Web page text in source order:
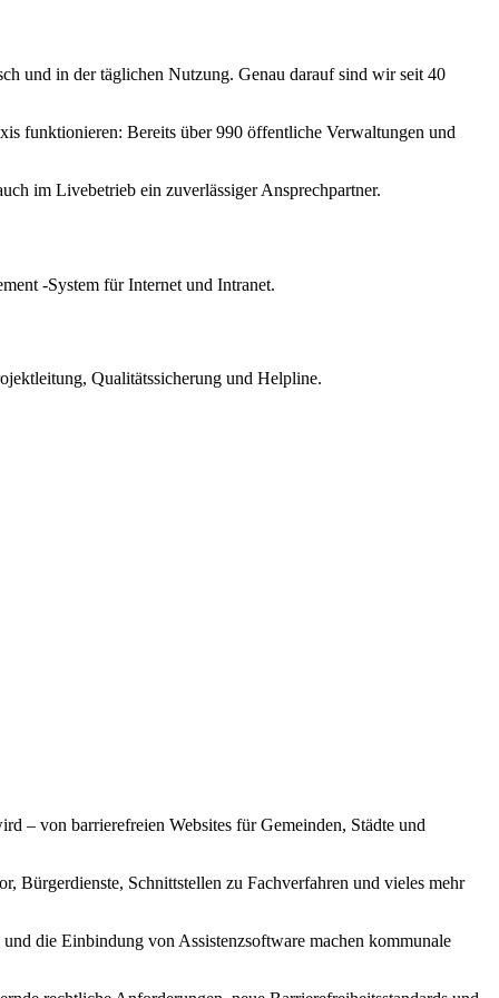
und in der täglichen Nutzung. Genau darauf sind wir seit 40
funktionieren: Bereits über 990 öffentliche Verwaltungen und
im Livebetrieb ein zuverlässiger Ansprechpartner.
-System für Internet und Intranet.
Qualitätssicherung und Helpline.
– von barrierefreien Websites für Gemeinden, Städte und
Bürgerdienste, Schnittstellen zu Fachverfahren und vieles mehr
die Einbindung von Assistenzsoftware machen kommunale